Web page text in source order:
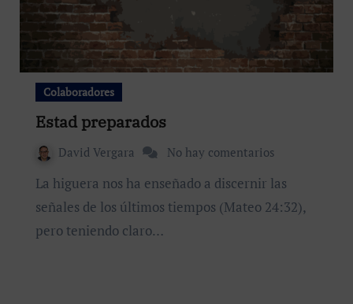
Colaboradores
Estad preparados
David Vergara No hay comentarios
La higuera nos ha enseñado a discernir las
señales de los últimos tiempos (Mateo 24:32),
pero teniendo claro…